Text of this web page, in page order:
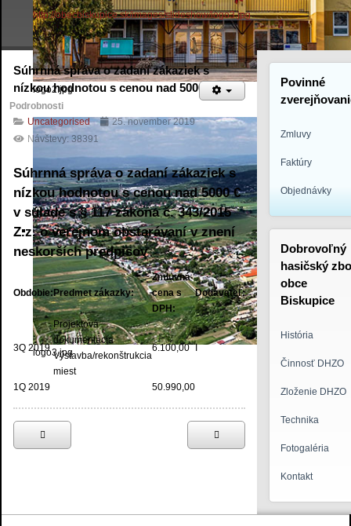
logo2.jpg
logo3.jpg
http://obecbiskupice.sk/images/slideshow/logo3.jpg
Súhrnná správa o zadaní zákaziek s
nízkou hodnotou s cenou nad 5000 €
Podrobnosti
Uncategorised
25. november 2019
Návštevy: 38391
Súhrnná správa o zadaní zákaziek s
nízkou hodnotou s cenou nad 5000 €
v súlade s § 117 zákona č. 343/2015
Z.z. o verejnom obstarávaní v znení
neskorších predpisov
Obdobie:Predmet zákazky:
Zmluvná
cena s
DPH:
Dodávateľ:
3Q 2019
Projektová
dokumentácia
Výstavba/rekonštrukcia
miest
6.100,00 I
1Q 2019 50.990,00
Povinné
Zmluvy
Faktúry
Objednávky
Dobrovoľný
hasičský
obce
Biskupice
História
Činnosť DHZO
Zloženie DHZO
Technika
Fotogaléria
Kontakt